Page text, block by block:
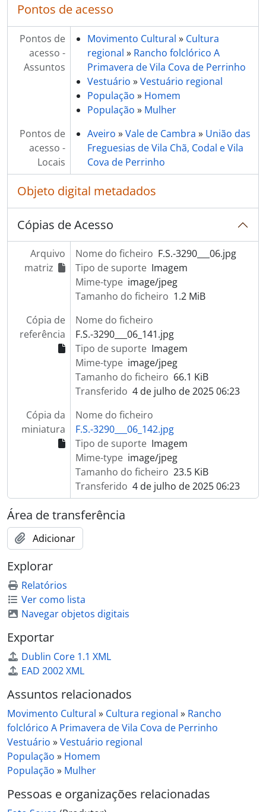
Pontos de acesso
Pontos de
acesso -
Assuntos
Movimento Cultural » Cultura
regional » Rancho folclórico A
Primavera de Vila Cova de Perrinho
Vestuário »Vestuário regional
População » Homem
População » Mulher
Pontos de
acesso -
Locais
Aveiro »Vale de Cambra » União das
Freguesias de Vila Chã, Codal e Vila
Cova de Perrinho
Objeto digital metadados
Cópias de Acesso
Arquivo
matriz
Nome do ficheiro F.S.-3290___06.jpg
Tipo de suporte Imagem
Mime-type image/jpeg
Tamanho do ficheiro 1.2 MiB
Cópia de
referência
Nome do ficheiro
F.S.-3290___06_141.jpg
Tipo de suporte Imagem
Mime-type image/jpeg
Tamanho do ficheiro 66.1 KiB
Transferido 4 de julho de 2025 06:23
Cópia da
miniatura
Nome do ficheiro
F.S.-3290___06_142.jpg
Tipo de suporte Imagem
Mime-type image/jpeg
Tamanho do ficheiro 23.5 KiB
Transferido 4 de julho de 2025 06:23
Área de transferência
Adicionar
Explorar
Relatórios
Ver como lista
Navegar objetos digitais
Exportar
Dublin Core 1.1 XML
EAD 2002 XML
Assuntos relacionados
Movimento Cultural » Cultura regional » Rancho
folclórico A Primavera de Vila Cova de Perrinho
Vestuário »Vestuário regional
População » Homem
População » Mulher
Pessoas e organizações relacionadas